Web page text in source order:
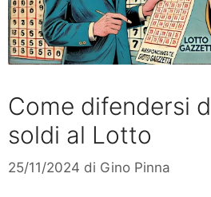
Come difendersi
soldi al Lotto
25/11/2024 di Gino Pinna